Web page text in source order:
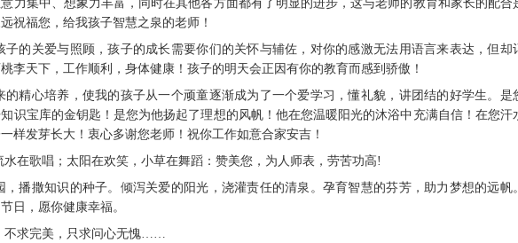
力集中、想象力丰富，同时在其他各方面都有了明显的进步，这与老师的教育和家长的配合
祝福您，给我孩子智慧之泉的老师！
子的关爱与照顾，孩子的成长需要你们的关怀与辅佐，对你的感激无法用语言来表达，但却
李天下，工作顺利，身体健康！孩子的明天会正因有你的教育而感到骄傲！
的精心培养，使我的孩子从一个顽童逐渐成为了一个爱学习，懂礼貌，讲团结的好学生。是
识宝库的金钥匙！是您为他扬起了理想的风帆！他在您温暖阳光的沐浴中充满自信！在您汗
样发芽长大！衷心多谢您老师！祝你工作如意合家安吉！
水在歌唱；太阳在欢笑，小草在舞蹈：赞美您，为人师表，劳苦功高!
，播撒知识的种子。倾泻关爱的阳光，浇灌责任的清泉。孕育智慧的芬芳，助力梦想的远帆。
日，愿你健康幸福。
不求完美，只求问心无愧……